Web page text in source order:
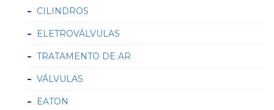
CILINDROS
ELETROVÁLVULAS
TRATAMENTO DE AR
VÁLVULAS
EATON